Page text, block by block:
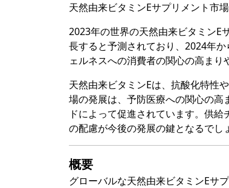
天然由来ビタミンEサプリメント市
2023年の世界の天然由来ビタミンE
長すると予測されており、2024年
ェルネスへの消費者の関心の高まり
天然由来ビタミンEは、抗酸化特性
場の発展は、予防医療への関心の
ドによって促進されています。供
の配慮が今後の発展の鍵となるでし
概要
グローバルな天然由来ビタミンEサ